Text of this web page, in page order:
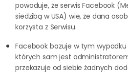
powoduje, że serwis Facebook
siedzibą w USA) wie, że dana
korzysta z Serwisu.
Facebook bazuje w tym
których sam jest
przekazuje od siebie żadnych